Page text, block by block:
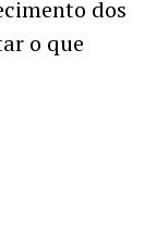
dos
o que